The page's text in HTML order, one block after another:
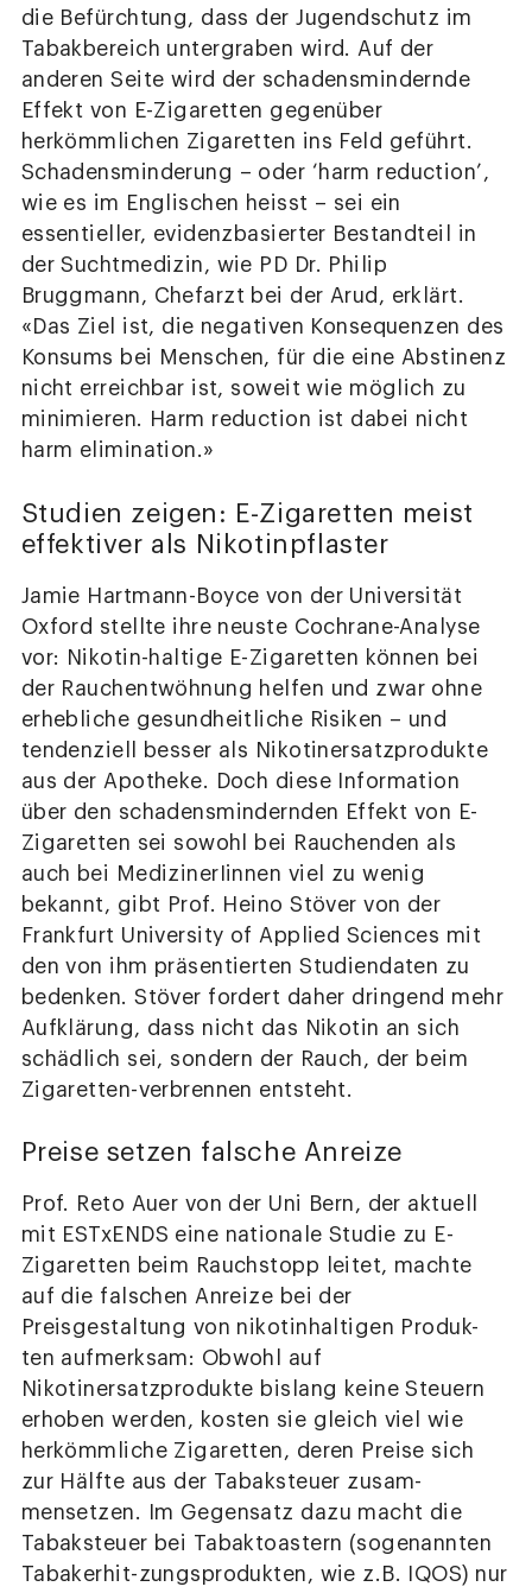
die Befürchtung, dass der Jugendschutz im
Tabakbereich untergraben wird. Auf der
anderen Seite wird der schadensmindernde
Effekt von E-Zigaretten gegenüber
herkömmlichen Zigaretten ins Feld geführt.
Schadensminderung – oder ‘harm reduction’,
wie es im Englischen heisst – sei ein
essentieller, evidenzbasierter Bestandteil in
der Suchtmedizin, wie PD Dr. Philip
Bruggmann, Chefarzt bei der Arud, erklärt.
«Das Ziel ist, die negativen Konsequenzen des
Konsums bei Menschen, für die eine Abstinenz
nicht erreichbar ist, soweit wie möglich zu
minimieren. Harm reduction ist dabei nicht
harm elimination.»
Studien zeigen: E-Zigaretten meist
effektiver als Nikotinpflaster
Jamie Hartmann-Boyce von der Universität
Oxford stellte ihre neuste Cochrane-Analyse
vor: Nikotin-haltige E-Zigaretten können bei
der Rauchentwöhnung helfen und zwar ohne
erhebliche gesundheitliche Risiken – und
tendenziell besser als Nikotinersatzprodukte
aus der Apotheke. Doch diese Information
über den schadensmindernden Effekt von E-
Zigaretten sei sowohl bei Rauchenden als
auch bei MedizinerIinnen viel zu wenig
bekannt, gibt Prof. Heino Stöver von der
Frankfurt University of Applied Sciences mit
den von ihm präsentierten Studiendaten zu
bedenken. Stöver fordert daher dringend mehr
Aufklärung, dass nicht das Nikotin an sich
schädlich sei, sondern der Rauch, der beim
Zigaretten-verbrennen entsteht.
Preise setzen falsche Anreize
Prof. Reto Auer von der Uni Bern, der aktuell
mit ESTxENDS eine nationale Studie zu E-
Zigaretten beim Rauchstopp leitet, machte
auf die falschen Anreize bei der
Preisgestaltung von nikotinhaltigen Produk-
ten aufmerksam: Obwohl auf
Nikotinersatzprodukte bislang keine Steuern
erhoben werden, kosten sie gleich viel wie
herkömmliche Zigaretten, deren Preise sich
zur Hälfte aus der Tabaksteuer zusam-
mensetzen. Im Gegensatz dazu macht die
Tabaksteuer bei Tabaktoastern (sogenannten
Tabakerhit-zungsprodukten, wie z.B. IQOS) nur